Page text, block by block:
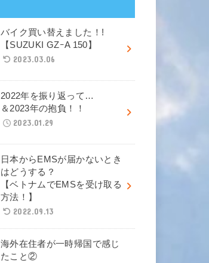
バイク買い替えました！!
【SUZUKI GZｰA 150】
2023.03.06
2022年を振り返って…
＆2023年の抱負！！
2023.01.29
日本からEMSが届かないとき
はどうする？
【ベトナムでEMSを受け取る
方法！】
2022.09.13
海外在住者が一時帰国で感じ
たこと②